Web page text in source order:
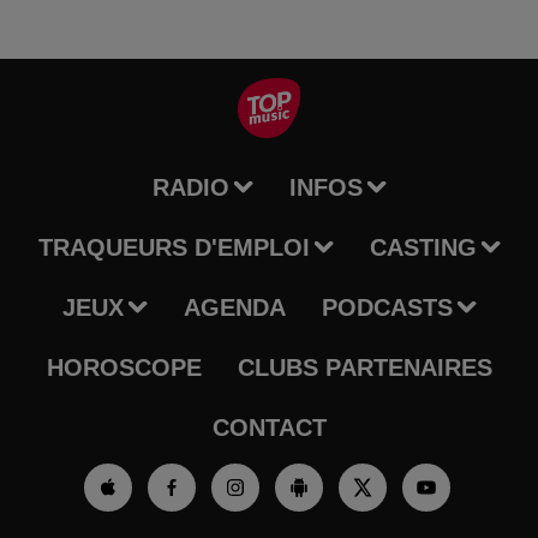
RADIO INFOS
TRAQUEURS D'EMPLOI CASTING
JEUX AGENDA PODCASTS
HOROSCOPE CLUBS PARTENAIRES
CONTACT